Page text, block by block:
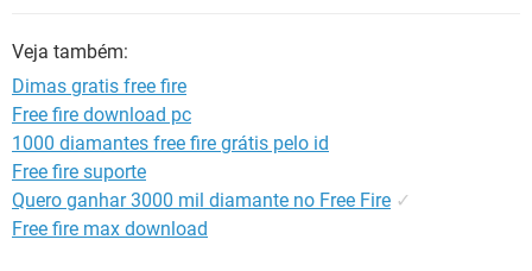
Veja também:
Dimas gratis free fire
Free fire download pc
1000 diamantes free fire grátis pelo id
Free fire suporte
Quero ganhar 3000 mil diamante no Free Fire ✓
Free fire max download